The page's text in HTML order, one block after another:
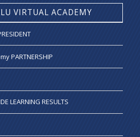
VIRTUAL ACADEMY
PARTNERSHIP
LEARNING RESULTS